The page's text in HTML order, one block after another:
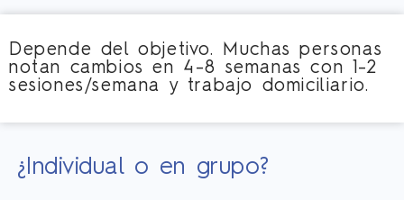
Depende del objetivo. Muchas personas
notan cambios en 4–8 semanas con 1–2
sesiones/semana y trabajo domiciliario.
¿Individual o en grupo?